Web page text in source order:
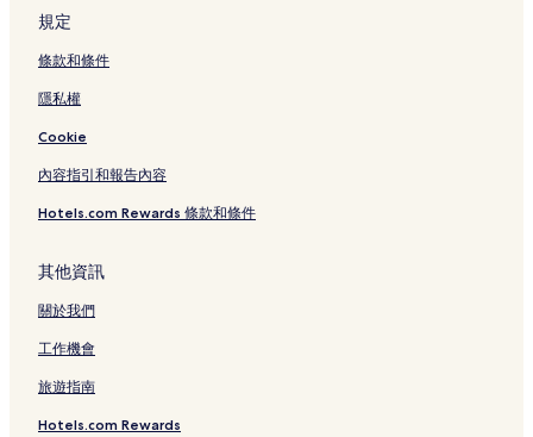
拉萊市場附近的飯店
香港廣場附近的飯店
帕度萬飯店
席隆飯店
曼谷運河附近的飯店
Bts 沖暖詩站附近的飯店
暹羅百麗宮附近的飯店
規定
條款和條件
隱私權
Cookie
內容指引和報告內容
Hotels.com Rewards 條款和條件
其他資訊
關於我們
工作機會
旅遊指南
Hotels.com Rewards